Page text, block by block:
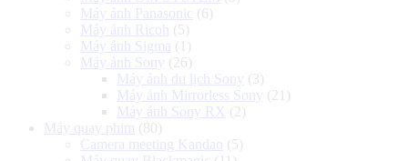
Máy ảnh Panasonic (6)
Máy ảnh Ricoh
(5)
Máy ảnh Sigma (1)
Máy ảnh Sony (26)
Máy ảnh du lịch Sony (3)
Máy ảnh Mirrorless Sony (21)
Máy ảnh Sony RX (2)
Máy quay phim (80)
Camera meeting Kandao (5)